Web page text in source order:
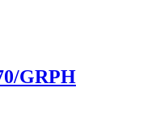
GRPH